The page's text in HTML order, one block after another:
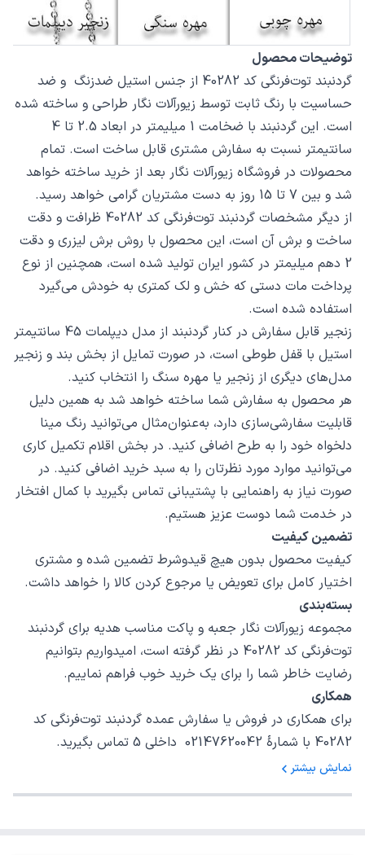
توضیحات محصول
گردنبند توت‌فرنگی کد 40282 از جنس استیل ضدزنگ و ضد
حساسیت با رنگ ثابت توسط زیورآلات نگار طراحی و ساخته شده
است. این گردنبند با ضخامت 1 میلیمتر در ابعاد 2.5 تا 4
سانتیمتر نسبت به سفارش مشتری قابل ساخت است. تمام
محصولات در فروشگاه زیورآلات نگار بعد از خرید ساخته خواهد
شد و بین 7 تا 15 روز به دست مشتریان گرامی خواهد رسید.
از دیگر مشخصات گردنبند توت‌فرنگی کد 40282 ظرافت و دقت
ساخت و برش آن است، این محصول با روش برش لیزری و دقت
2 دهم میلیمتر در کشور ایران تولید شده است، همچنین از نوع
پرداخت مات دستی که خش و لک کمتری به خودش می‌گیرد
استفاده شده است.
زنجیر قابل سفارش در کنار گردنبند از مدل دیپلمات 45 سانتیمتر
استیل با قفل طوطی است، در صورت تمایل از بخش بند و زنجیر
مدل‌های دیگری از زنجیر یا مهره سنگ را انتخاب کنید.
هر محصول به سفارش شما ساخته خواهد شد به همین دلیل
قابلیت سفارشی‌سازی دارد، به‌عنوان‌مثال می‌توانید رنگ مینا
دلخواه خود را به طرح اضافی کنید. در بخش اقلام تکمیل کاری
می‌توانید موارد مورد نظرتان را به سبد خرید اضافی کنید. در
صورت نیاز به راهنمایی با پشتیبانی تماس بگیرید با کمال افتخار
در خدمت شما دوست عزیز هستیم.
تضمین کیفیت
کیفیت محصول بدون هیچ قیدوشرط تضمین شده و مشتری
اختیار کامل برای تعویض یا مرجوع کردن کالا را خواهد داشت.
بسته‌بندی
مجموعه زیورآلات نگار جعبه و پاکت مناسب هدیه برای گردنبند
توت‌فرنگی کد 40282 در نظر گرفته است، امیدواریم بتوانیم
رضایت خاطر شما را برای یک خرید خوب فراهم نماییم.
همکاری
برای همکاری در فروش یا سفارش عمده گردنبند توت‌فرنگی کد
40282 با شمارهٔ 02147620042 داخلی 5 تماس بگیرید.
نمایش بیشتر